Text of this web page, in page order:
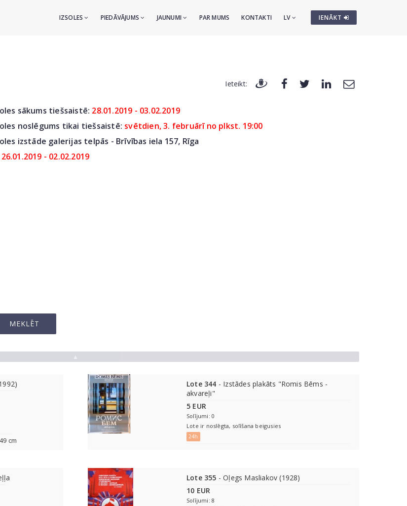
IENĀKT
IZSOLES PIEDĀVĀJUMS JAUNUMI PAR MUMS KONTAKTI LV
Ieteikt:
sākums tiešsaistē: 28.01.2019 - 03.02.2019
noslēgums tikai tiešsaistē: svētdien, 3. februārī no plkst. 19:00
izstāde galerijas telpās - Brīvības iela 157, Rīga
26.01.2019 - 02.02.2019
cm
Lote 344 - Izstādes plakāts "Romis Bēms -
akvareļi"
5 EUR
Solījumi: 0
Lote ir noslēgta, solīšana beigusies
24h
Lote 355 - Oļegs Masliakov (1928)
10 EUR
Solījumi: 8